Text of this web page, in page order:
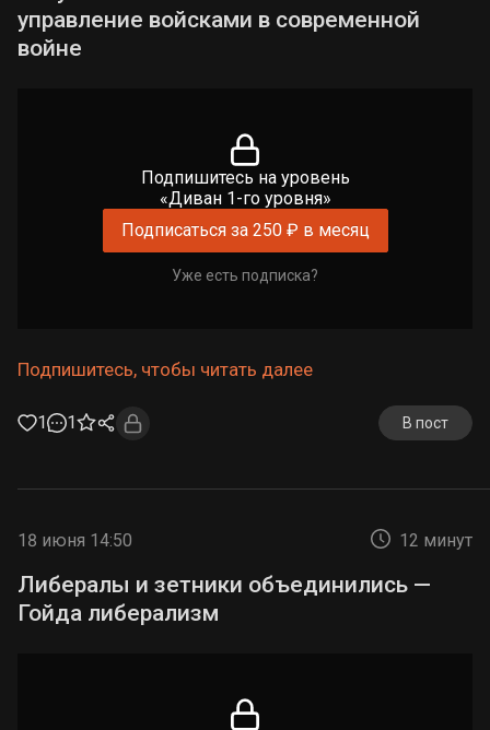
управление войсками в современной
войне
Подпишитесь на уровень
«Диван 1-го уровня»
Подписаться за 250 ₽ в месяц
Уже есть подписка?
Подпишитесь, чтобы читать далее
1 1 В пост
18 июня 14:50 12 минут
Либералы и зетники объединились —
Гойда либерализм